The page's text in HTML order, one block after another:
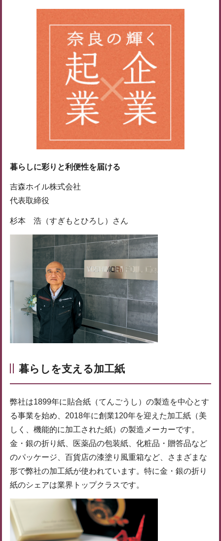
暮らしに彩りと利便性を届ける
吉森ホイル株式会社
代表取締役
杉本 浩（すぎもとひろし）さん
暮らしを支える加工紙
弊社は1899年に貼合紙（てんごうし）の製造を中心とす
る事業を始め、2018年に創業120年を迎えた加工紙（美
しく、機能的に加工された紙）の製造メーカーです。
金・銀の折り紙、医薬品の包装紙、化粧品・贈答品など
のパッケージ、百貨店の漆塗り風重箱など、さまざまな
形で弊社の加工紙が使われています。特に金・銀の折り
紙のシェアは業界トップクラスです。